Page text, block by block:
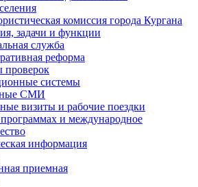
комиссия города Кургана
задачи и функции
служба
реформа
проверок
системы
СМИ
визиты и рабочие поездки
и международное
информация
приемная